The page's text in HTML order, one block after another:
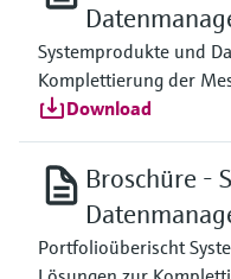
Systemprodukte und
Komplettierung der
Download
Broschüre -
Portfolioüberischt